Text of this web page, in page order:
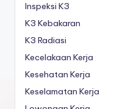
Inspeksi K3
K3 Kebakaran
K3 Radiasi
Kecelakaan Kerja
Kesehatan Kerja
Keselamatan Kerja